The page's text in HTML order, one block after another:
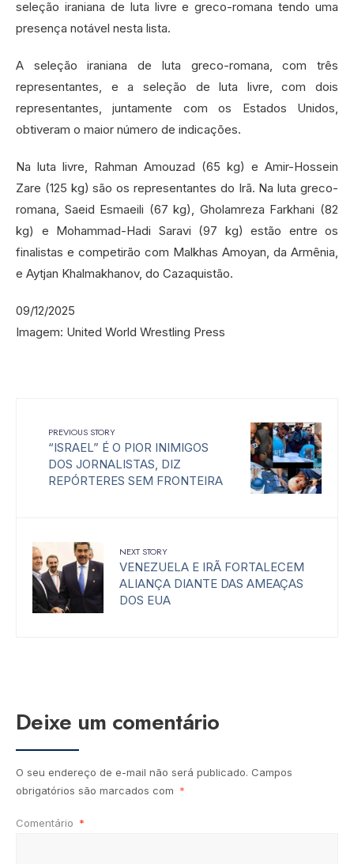
seleção iraniana de luta livre e greco-romana tendo uma
presença notável nesta lista.
A seleção iraniana de luta greco-romana, com três
representantes, e a seleção de luta livre, com dois
representantes, juntamente com os Estados Unidos,
obtiveram o maior número de indicações.
Na luta livre, Rahman Amouzad (65 kg) e Amir-Hossein
Zare (125 kg) são os representantes do Irã. Na luta greco-
romana, Saeid Esmaeili (67 kg), Gholamreza Farkhani (82
kg) e Mohammad-Hadi Saravi (97 kg) estão entre os
finalistas e competirão com Malkhas Amoyan, da Armênia,
e Aytjan Khalmakhanov, do Cazaquistão.
09/12/2025
Imagem: United World Wrestling Press
PREVIOUS STORY
“ISRAEL” É O PIOR INIMIGOS
DOS JORNALISTAS, DIZ
REPÓRTERES SEM FRONTEIRA
NEXT STORY
VENEZUELA E IRÃ FORTALECEM
ALIANÇA DIANTE DAS AMEAÇAS
DOS EUA
Deixe um comentário
O seu endereço de e-mail não será publicado. Campos
obrigatórios são marcados com *
Comentário *